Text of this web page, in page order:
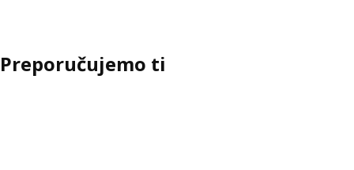
Preporučujemo ti